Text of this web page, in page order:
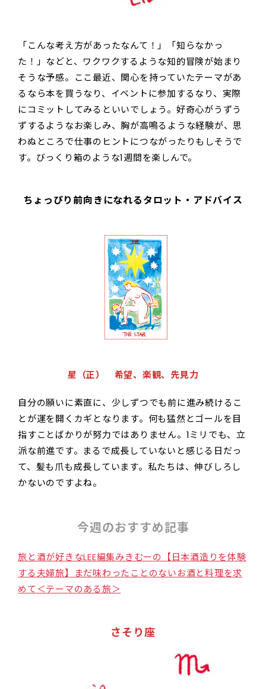
「こんな考え方があったなんて！」「知らなかっ
た！」などと、ワクワクするような知的冒険が始まり
そうな予感。ここ最近、関心を持っていたテーマがあ
るなら本を買うなり、イベントに参加するなり、実際
にコミットしてみるといいでしょう。好奇心がうずう
ずするようなお楽しみ、胸が高鳴るような経験が、思
わぬところで仕事のヒントにつながったりもしそうで
す。びっくり箱のような1週間を楽しんで。
ちょっぴり前向きになれるタロット・アドバイス
星（正） 希望、楽観、先見力
自分の願いに素直に、少しずつでも前に進み続けるこ
とが運を開くカギとなります。何も猛然とゴールを目
指すことばかりが努力ではありません。1ミリでも、立
派な前進です。まるで成長していないと感じる日だっ
て、髪も爪も成長しています。私たちは、伸びしろし
かないのですよね。
今週のおすすめ記事
旅と酒が好きなLEE編集みきむーの【日本酒造りを体験
する夫婦旅】まだ味わったことのないお酒と料理を求
めて＜テーマのある旅＞
さそり座